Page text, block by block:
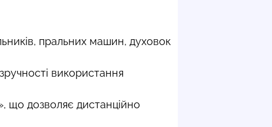
пральних машин, духовок
використання
що дозволяє дистанційно